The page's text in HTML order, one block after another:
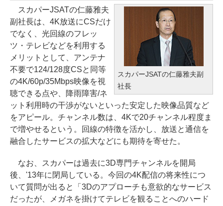
スカパーJSATの仁藤雅夫副
社長
スカパーJSATの仁藤雅夫
副社長は、4K放送にCSだけ
でなく、光回線のフレッ
ツ・テレビなどを利用する
メリットとして、アンテナ
不要で124/128度CSと同等
の4K/60p/35Mbps映像を視
聴できる点や、降雨障害/ネ
ット利用時の干渉がないといった安定した映像品質など
をアピール。チャンネル数は、4Kで20チャンネル程度ま
で増やせるという。回線の特徴を活かし、放送と通信を
融合したサービスの拡大などにも期待を寄せた。
なお、スカパーは過去に3D専門チャンネルを開局
後、'13年に閉局している。今回の4K配信の将来性につ
いて質問が出ると「3Dのアプローチも意欲的なサービス
だったが、メガネを掛けてテレビを観ることへのハード